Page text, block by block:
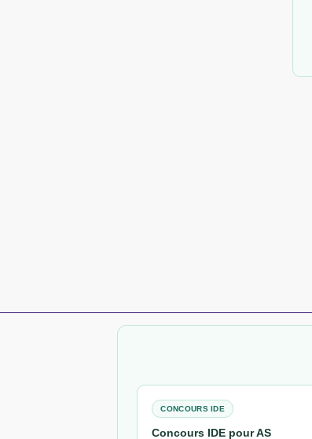
CONCOURS IDE
Concours IDE pour AS